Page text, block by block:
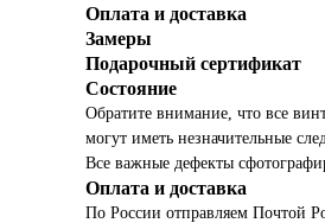
Оплата и доставка
Замеры
Подарочный сертификат
Состояние
Обратите внимание, что все
могут иметь незначительные
Все важные дефекты
Оплата и доставка
По России отправляем Почтой